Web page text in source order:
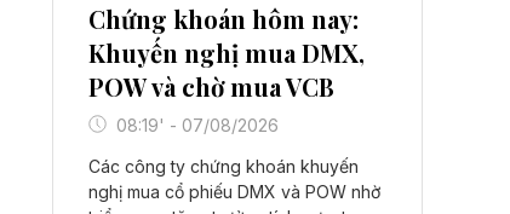
Chứng khoán hôm nay:
Khuyến nghị mua DMX,
POW và chờ mua VCB
08:19' - 07/08/2026
Các công ty chứng khoán khuyến
nghị mua cổ phiếu DMX và POW nhờ